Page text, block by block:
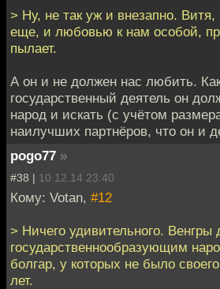
> Ну, не так уж и внезапно. Витя,
еще, и любовью к нам особой,
пылает.
А он и не должен нас любить.
государственный деятель он
народ и искать (с учётом
наилучших партнёров, что он и
pogo77 »
#38 | 10.12.14 23:40
Кому: Votan, #12
> Ничего удивительного. Венгры
государственнообразующим
болгар, у которых не было
лет.